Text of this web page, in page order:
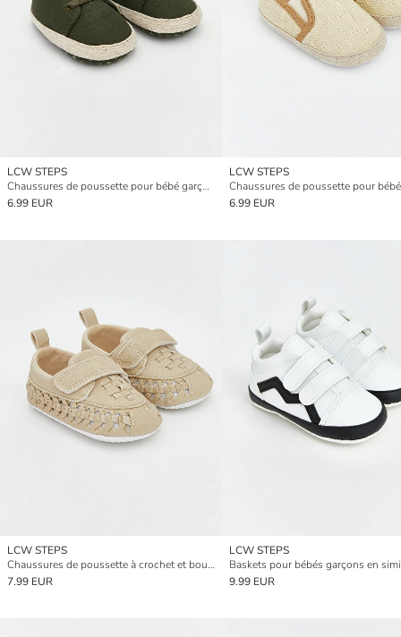
LCW STEPS
Chaussures de poussette pour bébé garçon à lacets
6.99 EUR
LCW STEPS
6.99 EUR
LCW STEPS
Chaussures de poussette à crochet et boucle pour bébés garçons
7.99 EUR
LCW STEPS
Baskets pour bébés garçons en
9.99 EUR